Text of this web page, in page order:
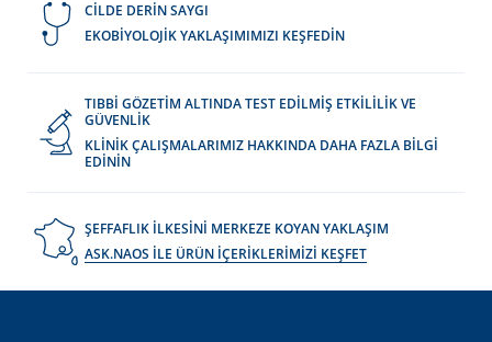
CİLDE DERİN SAYGI
EKOBİYOLOJİK YAKLAŞIMIMIZI KEŞFEDİN
TIBBİ GÖZETİM ALTINDA TEST EDİLMİŞ ETKİLİLİK VE
GÜVENLİK
KLİNİK ÇALIŞMALARIMIZ HAKKINDA DAHA FAZLA BİLGİ
EDİNİN
ŞEFFAFLIK İLKESİNİ MERKEZE KOYAN YAKLAŞIM
ASK.NAOS İLE ÜRÜN İÇERİKLERİMİZİ KEŞFET